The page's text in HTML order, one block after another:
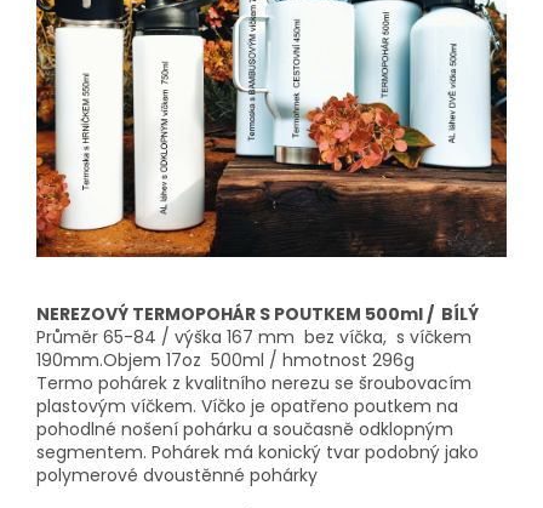
NEREZOVÝ TERMOPOHÁR S POUTKEM 500ml / BÍLÝ
Průměr 65-84 / výška 167 mm bez víčka, s víčkem
190mm.Objem 17oz 500ml / hmotnost 296g
Termo pohárek z kvalitního nerezu se šroubovacím
plastovým víčkem. Víčko je opatřeno poutkem na
pohodlné nošení pohárku a současně odklopným
segmentem. Pohárek má konický tvar podobný jako
polymerové dvoustěnné pohárky